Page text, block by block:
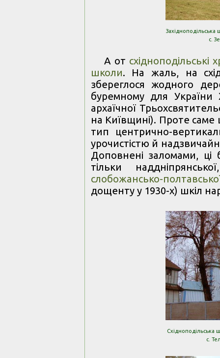
Західноподільська
с.
А от східноподільські
школи. На жаль, на
збереглося жодного
буремному для України
архаїчної
на Київщині). Проте саме
тип центрично-
урочистістю й
Доповнені заломами, ці
тільки
слобожансько-
дощенту у 1930-х) шкіл
Східноподільська
с.